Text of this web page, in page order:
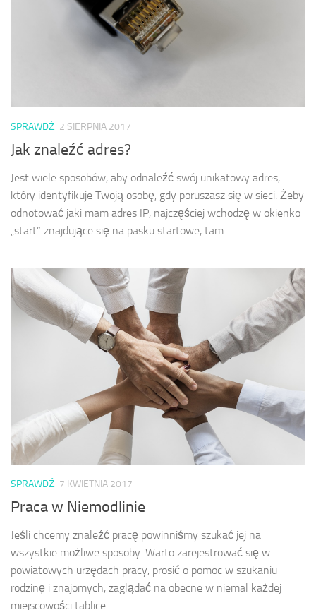
SPRAWDŹ 2 SIERPNIA 2017
Jak znaleźć adres?
Jest wiele sposobów, aby odnaleźć swój unikatowy adres,
który identyfikuje Twoją osobę, gdy poruszasz się w sieci. Żeby
odnotować jaki mam adres IP, najczęściej wchodzę w okienko
„start” znajdujące się na pasku startowe, tam...
SPRAWDŹ 7 KWIETNIA 2017
Praca w Niemodlinie
Jeśli chcemy znaleźć pracę powinniśmy szukać jej na
wszystkie możliwe sposoby. Warto zarejestrować się w
powiatowych urzędach pracy, prosić o pomoc w szukaniu
rodzinę i znajomych, zaglądać na obecne w niemal każdej
miejscowości tablice...